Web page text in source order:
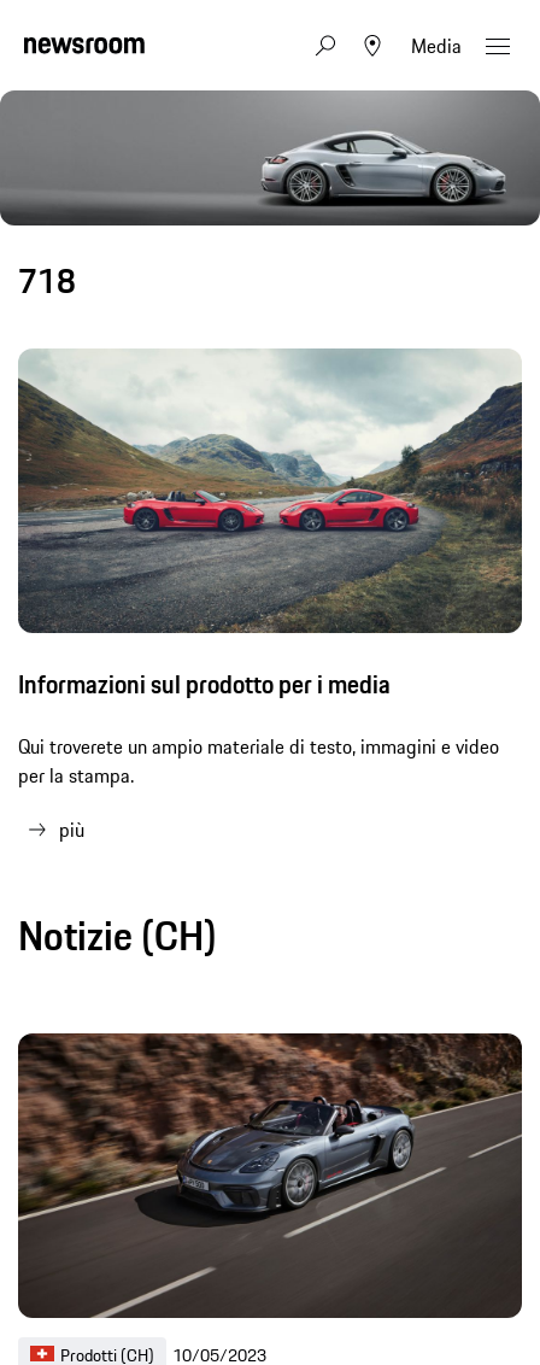
Media
718
Informazioni sul prodotto per i media
Qui troverete un ampio materiale di testo, immagini e video
per la stampa.
più
Notizie (CH)
Prodotti (CH) 10/05/2023